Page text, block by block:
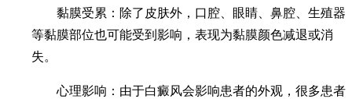
黏膜受累：除了皮肤外，口腔、眼睛、鼻腔、生殖器
等黏膜部位也可能受到影响，表现为黏膜颜色减退或消
失。
心理影响：由于白癜风会影响患者的外观，很多患者